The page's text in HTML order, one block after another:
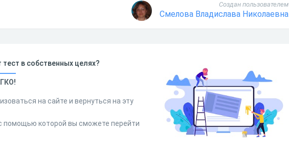
Создан пользователем
Смелова Владислава Николаевна
в собственных целях?
на сайте и вернуться на эту
помощью которой вы сможете перейти